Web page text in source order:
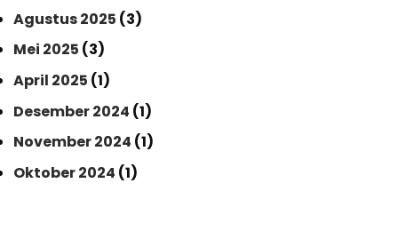
Agustus 2025 (3)
Mei 2025 (3)
April 2025 (1)
Desember 2024 (1)
November 2024 (1)
Oktober 2024 (1)